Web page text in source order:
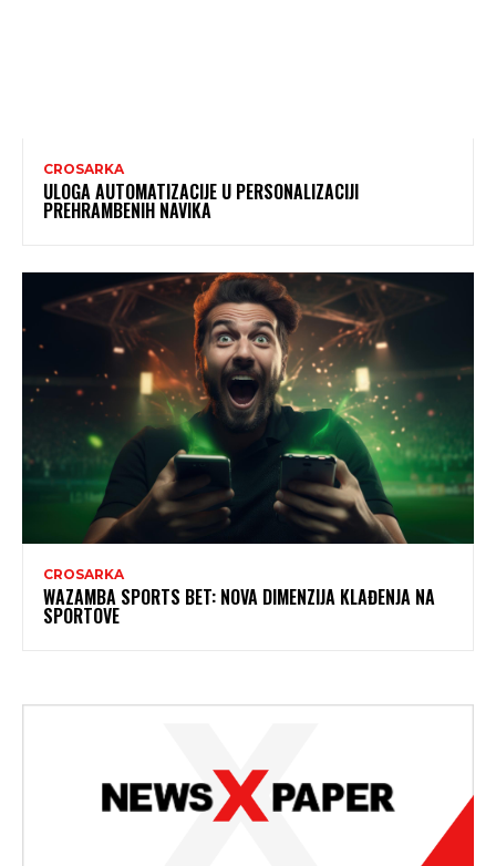
CROSARKA
ULOGA AUTOMATIZACIJE U PERSONALIZACIJI
PREHRAMBENIH NAVIKA
CROSARKA
WAZAMBA SPORTS BET: NOVA DIMENZIJA KLAĐENJA NA
SPORTOVE